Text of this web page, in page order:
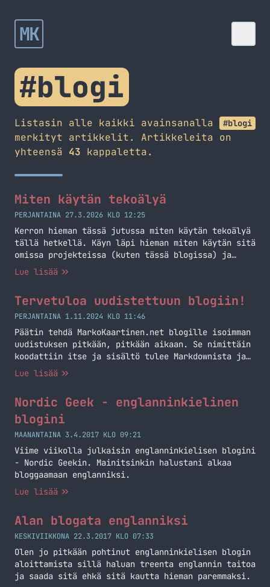
MK
#blogi
Listasin alle kaikki avainsanalla #blogi
merkityt artikkelit. Artikkeleita on
yhteensä 43 kappaletta.
Miten käytän tekoälyä
PERJANTAINA 27.3.2026 KLO 12:25
Kerron hieman tässä jutussa miten käytän tekoälyä
tällä hetkellä. Käyn läpi hieman miten käytän sitä
omissa projekteissa (kuten tässä blogissa) ja
muuallakin.
Lue lisää
Tervetuloa uudistettuun blogiin!
PERJANTAINA 1.11.2024 KLO 11:46
Päätin tehdä MarkoKaartinen.net blogille isoimman
uudistuksen pitkään, pitkään aikaan. Se nimittäin
koodattiin itse ja sisältö tulee Markdownista ja
sqlite tietokannasta.
Lue lisää
Nordic Geek - englanninkielinen
blogini
MAANANTAINA 3.4.2017 KLO 09:21
Viime viikolla julkaisin englanninkielisen blogini
- Nordic Geekin. Mainitsinkin halustani alkaa
bloggaamaan englanniksi.
Lue lisää
Alan blogata englanniksi
KESKIVIIKKONA 22.3.2017 KLO 07:33
Olen jo pitkään pohtinut englanninkielisen blogin
aloittamista sillä haluan treenta englannin taitoa
ja saada sitä ehkä sitä kautta hieman paremmaksi.